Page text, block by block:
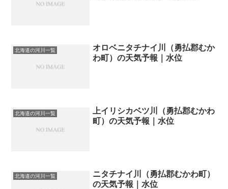
北海道の河川一覧
オロベニタチナイ川（勇払郡むか
わ町）の天気予報｜水位
北海道の河川一覧
上イリシカベツ川（勇払郡むかわ
町）の天気予報｜水位
北海道の河川一覧
ニタチナイ川（勇払郡むかわ町）
の天気予報｜水位